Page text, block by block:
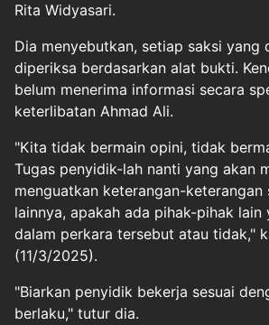
Rita Widyasari.
Dia menyebutkan, setiap saksi yang
diperiksa berdasarkan alat bukti.
belum menerima informasi secara
keterlibatan Ahmad Ali.
"Kita tidak bermain opini, tidak
Tugas penyidik-lah nanti yang akan
menguatkan keterangan-keterangan
lainnya, apakah ada pihak-pihak
dalam perkara tersebut atau tidak,"
(11/3/2025).
"Biarkan penyidik bekerja sesuai
berlaku," tutur dia.